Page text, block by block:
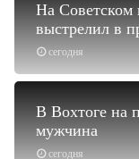
сегодня
На Советском
выстрелил в
сегодня
В Вохтоге на
мужчина